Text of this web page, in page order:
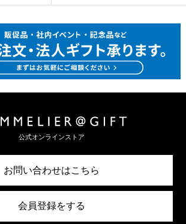
公式オンラインストア
お問い合わせはこちら
会員登録をする